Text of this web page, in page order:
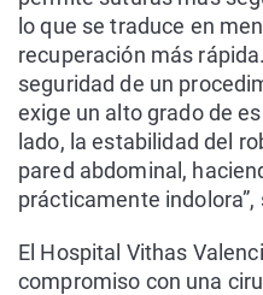
lo que se traduce en
recuperación más
seguridad de un
exige un alto grado de
lado, la estabilidad del
pared abdominal,
prácticamente
El Hospital Vithas
compromiso con una